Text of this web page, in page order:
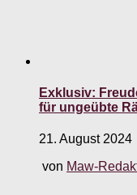
Exklusiv:
für ungeübte
21. August 2024
von Maw-